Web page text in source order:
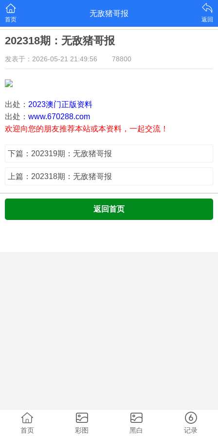
首页
无敌猪哥报
返回
202318期：无敌猪哥报
发表于：2026-05-21 21:49:56 78800
出处： 2023澳门正版资料
出处： www.670288.com
欢迎向您的朋友推荐本站或本资料，一起交流！
下篇：202319期：无敌猪哥报
上篇：202318期：无敌猪哥报
返回首页
首页 彩图 黑白 记录